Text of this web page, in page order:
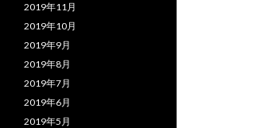
2019年11月
2019年10月
2019年9月
2019年8月
2019年7月
2019年6月
2019年5月